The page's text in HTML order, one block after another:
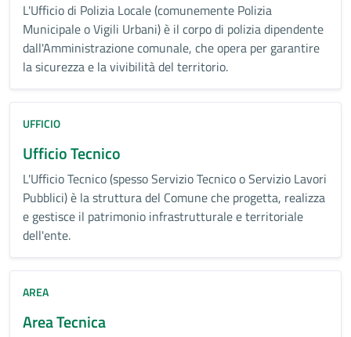
L'Ufficio di Polizia Locale (comunemente Polizia
Municipale o Vigili Urbani) è il corpo di polizia dipendente
dall'Amministrazione comunale, che opera per garantire
la sicurezza e la vivibilità del territorio.
UFFICIO
Ufficio Tecnico
L'Ufficio Tecnico (spesso Servizio Tecnico o Servizio Lavori
Pubblici) è la struttura del Comune che progetta, realizza
e gestisce il patrimonio infrastrutturale e territoriale
dell'ente.
AREA
Area Tecnica